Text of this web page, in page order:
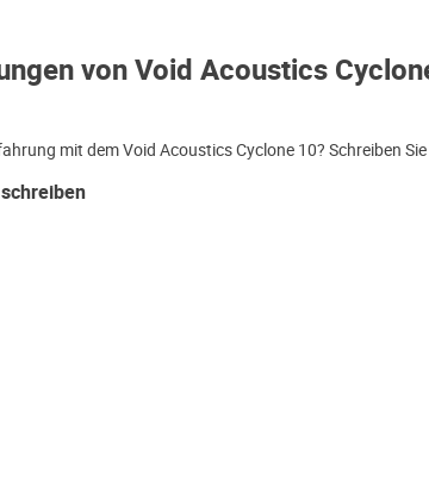
von Void Acoustics
mit dem Void Acoustics Cyclone 10? Schreiben